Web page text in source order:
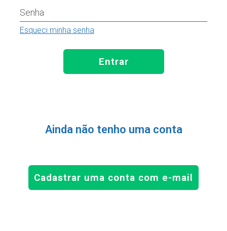
Senha
Esqueci minha senha
Entrar
Ainda não tenho uma conta
Cadastrar uma conta com e-mail